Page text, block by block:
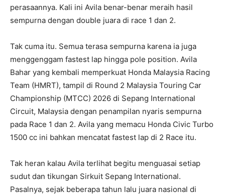
perasaannya. Kali ini Avila benar-benar meraih hasil
sempurna dengan double juara di race 1 dan 2.
Tak cuma itu. Semua terasa sempurna karena ia juga
menggenggam fastest lap hingga pole position. Avila
Bahar yang kembali memperkuat Honda Malaysia Racing
Team (HMRT), tampil di Round 2 Malaysia Touring Car
Championship (MTCC) 2026 di Sepang International
Circuit, Malaysia dengan penampilan nyaris sempurna
pada Race 1 dan 2. Avila yang memacu Honda Civic Turbo
1500 cc ini bahkan mencatat fastest lap di 2 Race itu.
Tak heran kalau Avila terlihat begitu menguasai setiap
sudut dan tikungan Sirkuit Sepang International.
Pasalnya, sejak beberapa tahun lalu juara nasional di